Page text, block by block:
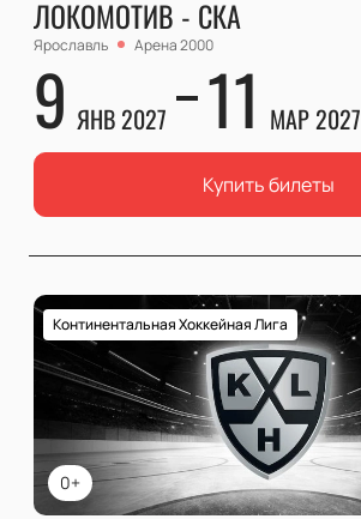
ЛОКОМОТИВ - СКА
Ярославль Арена 2000
9 ЯНВ 2027 11 МАР 2027
Купить билеты
0+
Континентальная Хоккейная Лига